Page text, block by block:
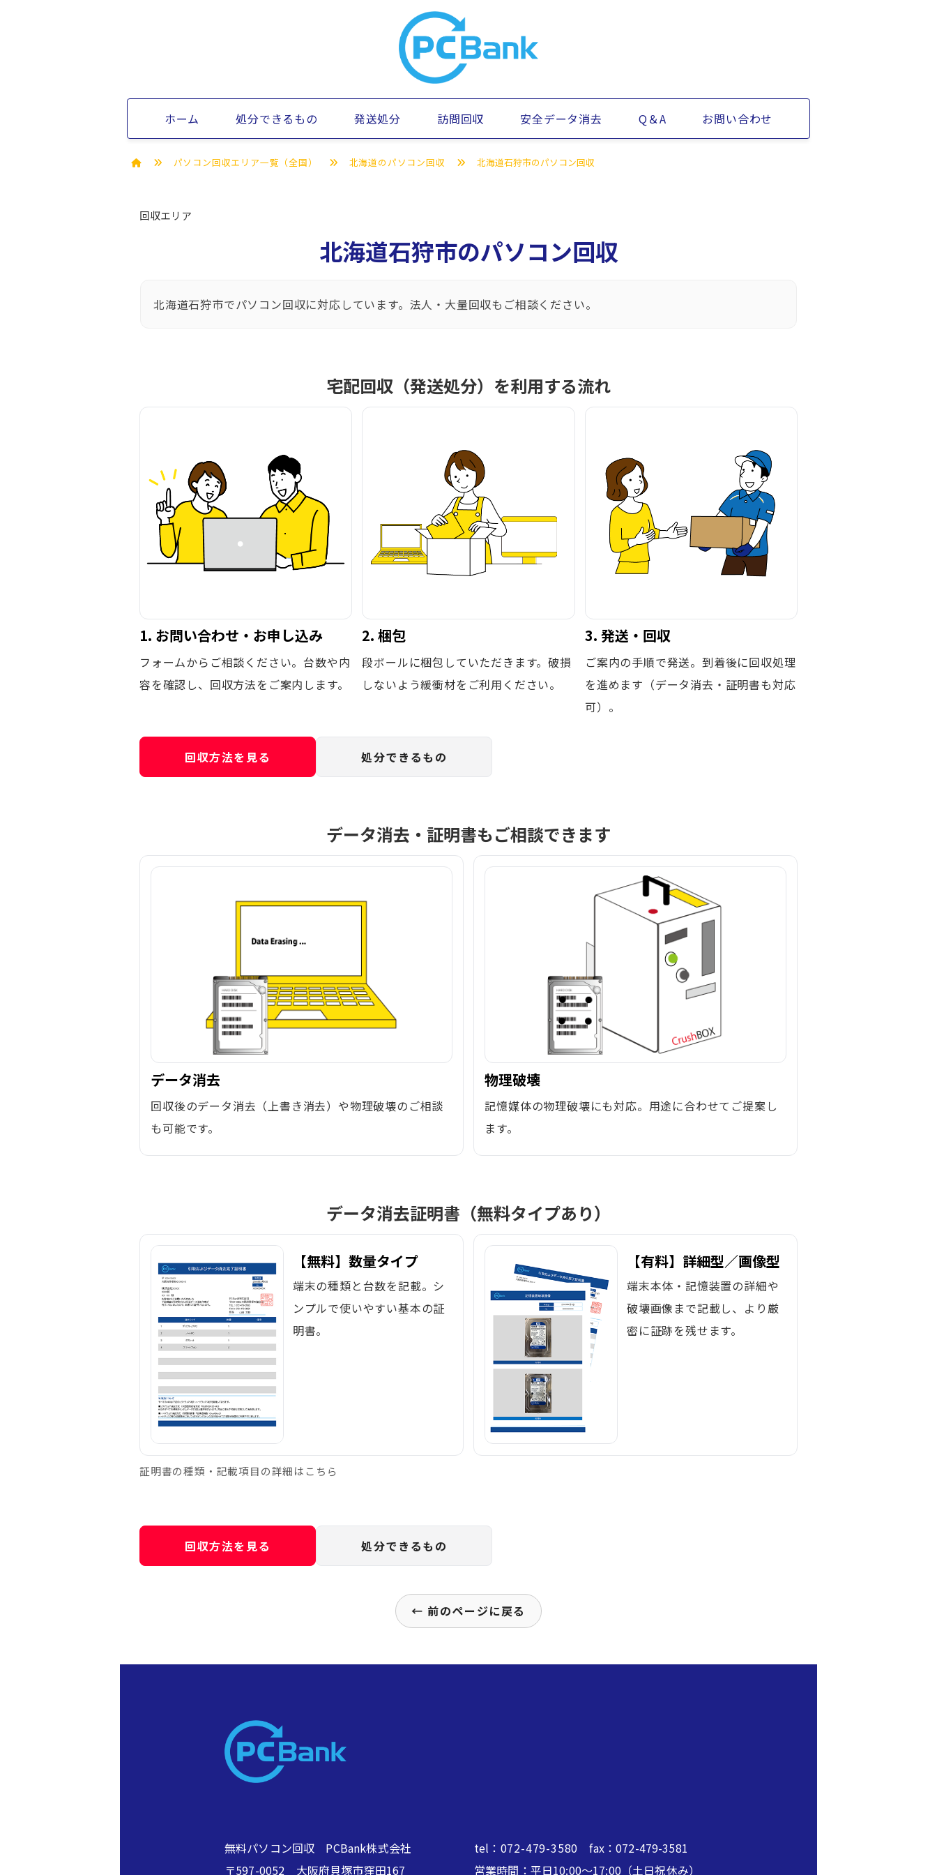
ホーム 処分できるもの 発送処分 訪問回収 安全データ消去 Q＆A お問い合わせ
パソコン回収エリア一覧（全国） 北海道のパソコン回収 北海道石狩市のパソコン回収
回収エリア
北海道石狩市のパソコン回収
北海道石狩市でパソコン回収に対応しています。法人・大量回収もご相談ください。
宅配回収（発送処分）を利用する流れ
1. お問い合わせ・お申し込み
フォームからご相談ください。台数や内
容を確認し、回収方法をご案内します。
2. 梱包
段ボールに梱包していただきます。破損
しないよう緩衝材をご利用ください。
3. 発送・回収
ご案内の手順で発送。到着後に回収処理
を進めます（データ消去・証明書も対応
可）。
回収方法を見る 処分できるもの
データ消去・証明書もご相談できます
データ消去
回収後のデータ消去（上書き消去）や物理破壊のご相談
も可能です。
物理破壊
記憶媒体の物理破壊にも対応。用途に合わせてご提案し
ます。
データ消去証明書（無料タイプあり）
【無料】数量タイプ
端末の種類と台数を記載。シ
ンプルで使いやすい基本の証
明書。
【有料】詳細型／画像型
端末本体・記憶装置の詳細や
破壊画像まで記載し、より厳
密に証跡を残せます。
証明書の種類・記載項目の詳細はこちら
回収方法を見る 処分できるもの
← 前のページに戻る
無料パソコン回収 PCBank株式会社
〒597-0052 大阪府貝塚市窪田167
tel： 072-479-3580 fax：072-479-3581
営業時間：平日10:00～17:00（土日祝休み）